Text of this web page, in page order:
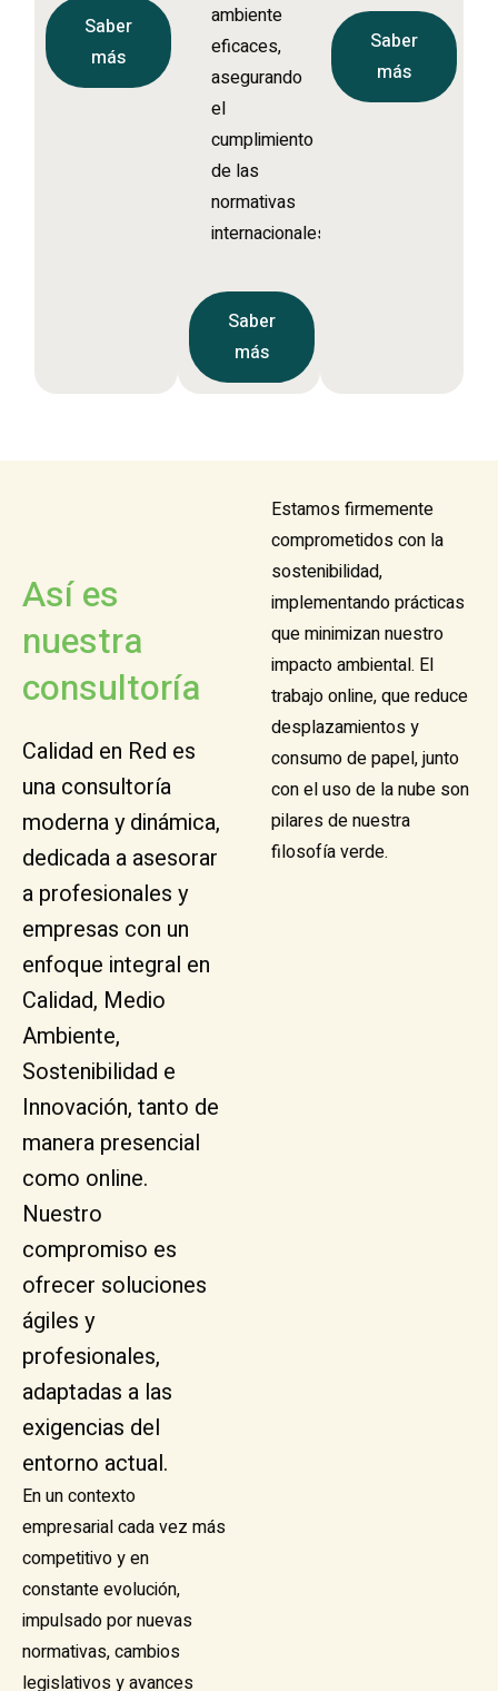
Saber
más
ambiente
eficaces,
asegurando
el
cumplimiento
de las
normativas
internacionales.
Saber
más
Saber
más
Así es
nuestra
consultoría
Calidad en Red es
una consultoría
moderna y dinámica,
dedicada a asesorar
a profesionales y
empresas con un
enfoque integral en
Calidad, Medio
Ambiente,
Sostenibilidad e
Innovación, tanto de
manera presencial
como online.
Nuestro
compromiso es
ofrecer soluciones
ágiles y
profesionales,
adaptadas a las
exigencias del
entorno actual.
En un contexto
empresarial cada vez más
competitivo y en
constante evolución,
impulsado por nuevas
normativas, cambios
legislativos y avances
Estamos firmemente
comprometidos con la
sostenibilidad,
implementando prácticas
que minimizan nuestro
impacto ambiental. El
trabajo online, que reduce
desplazamientos y
consumo de papel, junto
con el uso de la nube son
pilares de nuestra
filosofía verde.